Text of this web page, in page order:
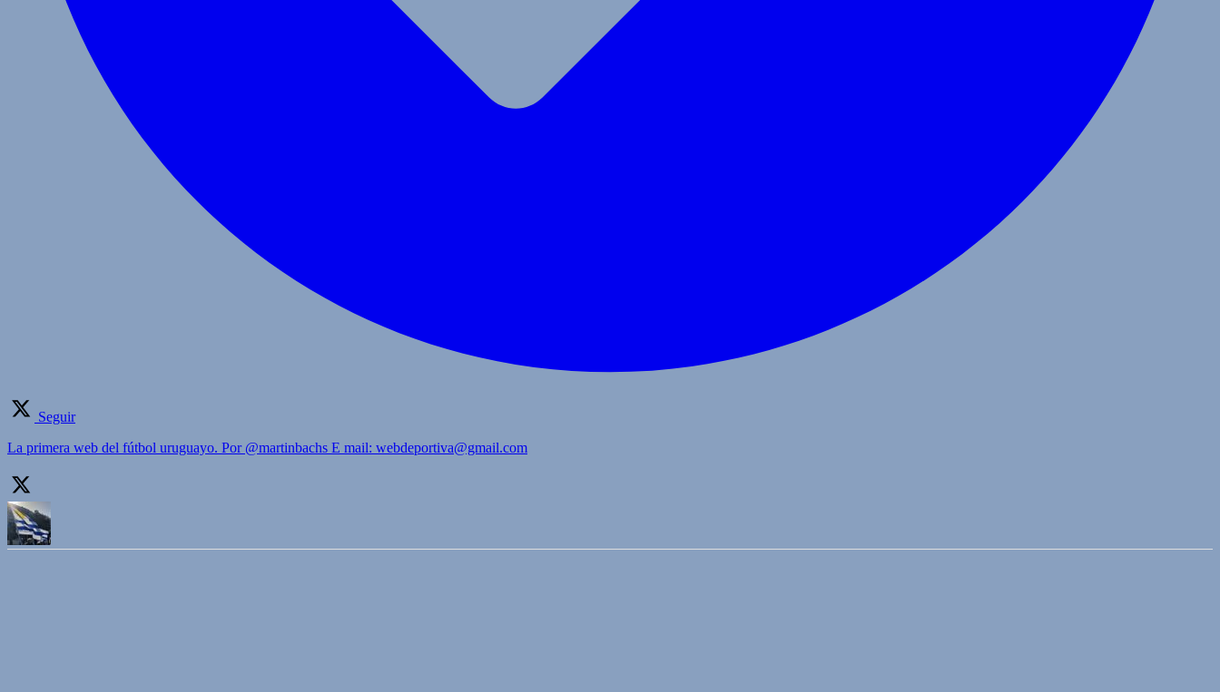
Seguir
La primera web del fútbol uruguayo. Por @martinbachs E mail: webdeportiva@gmail.com